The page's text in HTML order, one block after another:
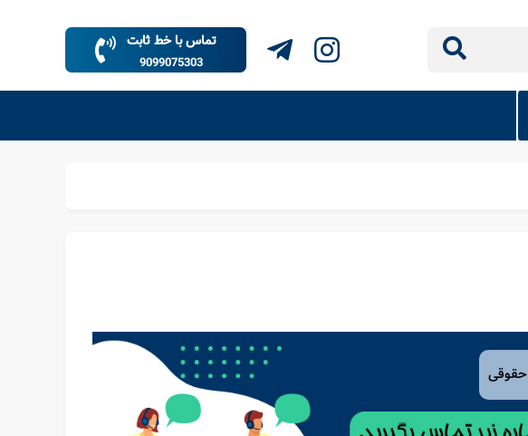
تماس با خط ثابت
9099075303
حقوقی